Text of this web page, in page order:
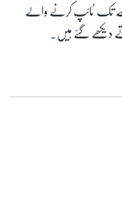
عرصے تک ٹائپ کرنے والے
دیکھے گئے ہیں۔